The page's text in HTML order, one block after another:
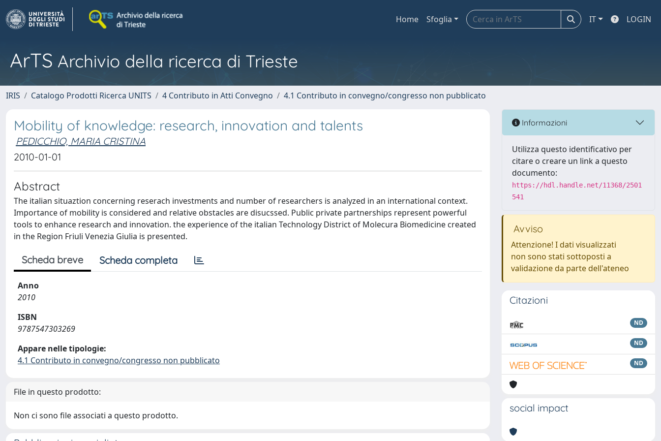
Home Sfoglia IT LOGIN
ArTS Archivio della ricerca di Trieste
IRIS Catalogo Prodotti Ricerca UNITS 4 Contributo in Atti Convegno 4.1 Contributo in convegno/congresso non pubblicato
Mobility of knowledge: research, innovation and talents
PEDICCHIO, MARIA CRISTINA
2010-01-01
Abstract
The italian situaztion concerning reserach investments and number of researchers is analyzed in an international context.
Importance of mobility is considered and relative obstacles are disucssed. Public private partnerships represent powerful
tools to enhance research and innovation. the experience of the italian Technology District of Molecura Biomedicine created
in the Region Friuli Venezia Giulia is presented.
Scheda breve Scheda completa
Anno
2010
ISBN
9787547303269
Appare nelle tipologie:
4.1 Contributo in convegno/congresso non pubblicato
File in questo prodotto:
Non ci sono file associati a questo prodotto.
Informazioni
Utilizza questo identificativo per
citare o creare un link a questo
documento:
https://hdl.handle.net/11368/2501
541
Avviso
Attenzione! I dati visualizzati
non sono stati sottoposti a
validazione da parte dell'ateneo
Citazioni
ND
ND
ND
social impact